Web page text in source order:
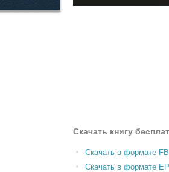
Скачать книгу
Скачать в формате
Скачать в формате